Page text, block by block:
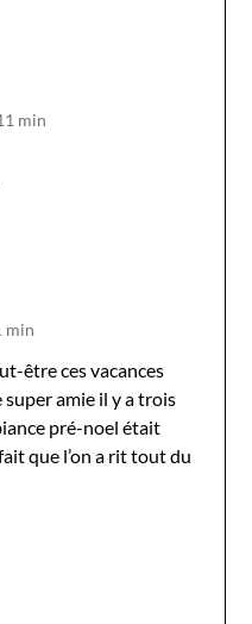
min
min
être ces vacances
super amie il y a trois
pré-noel était
que l’on a rit tout du